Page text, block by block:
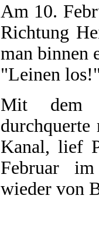
Am 10.
Richtung
man binnen
"Leinen
Mit dem
durchquerte
Kanal, lief
Februar
wieder von